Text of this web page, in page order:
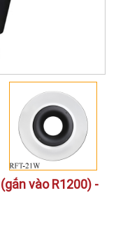
vào R1200) -